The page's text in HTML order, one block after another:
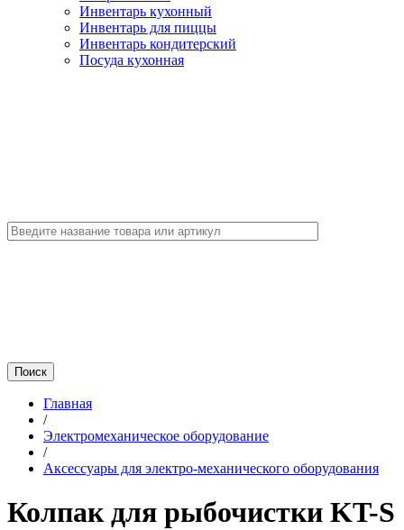
Инвентарь кухонный
Инвентарь для пиццы
Инвентарь кондитерский
Посуда кухонная
Главная
/
Электромеханическое оборудование
/
Аксессуары для электро-механического оборудования
Колпак для рыбочистки KT-S